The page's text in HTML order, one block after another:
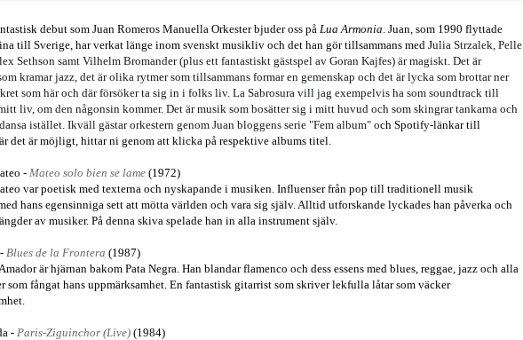
debut som Juan Romeros Manuella Orkester bjuder oss på Lua Armonia . Juan, som 1990 flyttade
till Sverige, har verkat länge inom svenskt musikliv och det han gör tillsammans med Julia Strzalek, Pelle
Sethson samt Vilhelm Bromander (plus ett fantastiskt gästspel av Goran Kajfes) är magiskt. Det är
kramar jazz, det är olika rytmer som tillsammans formar en gemenskap och det är lycka som brottar ner
som här och där försöker ta sig in i folks liv. La Sabrosura vill jag exempelvis ha som soundtrack till
liv, om den någonsin kommer. Det är musik som bosätter sig i mitt huvud och som skingrar tankarna och
istället. Ikväll gästar orkestern genom Juan bloggens serie "Fem album" och Spotify-länkar till
det är möjligt, hittar ni genom att klicka på respektive albums titel.
- Mateo solo bien se lame (1972)
var poetisk med texterna och nyskapande i musiken. Influenser från pop till traditionell musik
hans egensinniga sett att mötta världen och vara sig själv. Alltid utforskande lyckades han påverka och
av musiker. På denna skiva spelade han in alla instrument själv.
Blues de la Frontera (1987)
är hjärnan bakom Pata Negra. Han blandar flamenco och dess essens med blues, reggae, jazz och alla
som fångat hans uppmärksamhet. En fantastisk gitarrist som skriver lekfulla låtar som väcker
- Paris-Ziguinchor (Live) (1984)